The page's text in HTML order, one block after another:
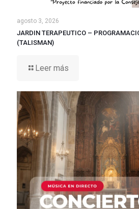
agosto 3, 2026
JARDIN TERAPEUTICO –
(TALISMAN)
Leer más